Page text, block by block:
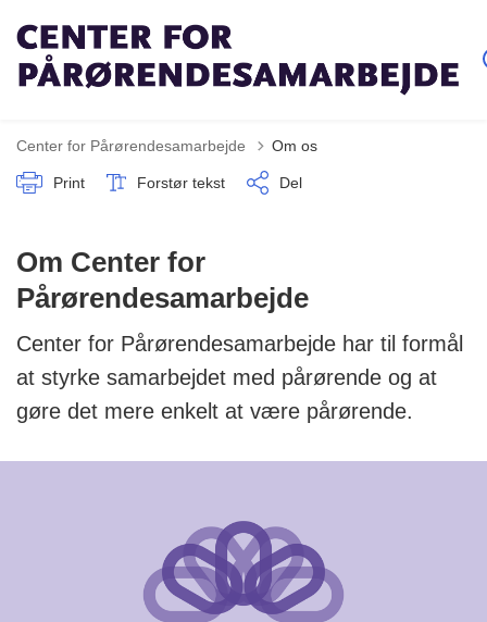
Center for Pårørendesamarbejde Om os
Print Forstør tekst Del
Om Center for
Pårørendesamarbejde
Center for Pårørendesamarbejde har til formål
at styrke samarbejdet med pårørende og at
gøre det mere enkelt at være pårørende.